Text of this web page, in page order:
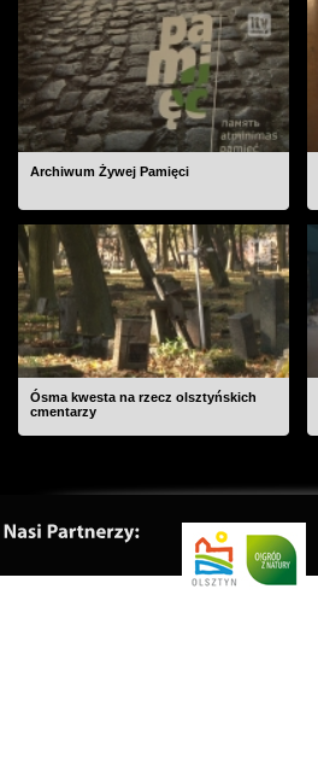
Archiwum Żywej Pamięci
Ósma kwesta na rzecz olsztyńskich
cmentarzy